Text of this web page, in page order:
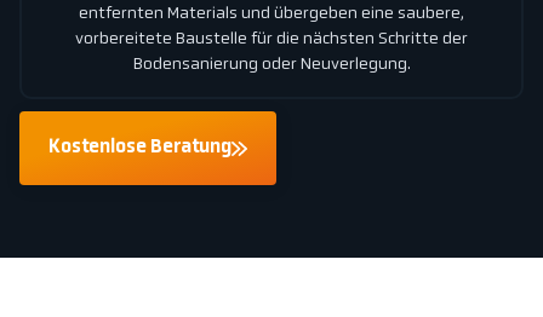
entfernten Materials und übergeben eine saubere,
vorbereitete Baustelle für die nächsten Schritte der
Bodensanierung oder Neuverlegung.
Kostenlose Beratung